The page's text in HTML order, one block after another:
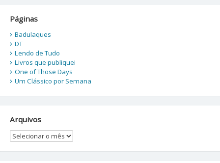
Páginas
Badulaques
DT
Lendo de Tudo
Livros que publiquei
One of Those Days
Um Clássico por Semana
Arquivos
Arquivos